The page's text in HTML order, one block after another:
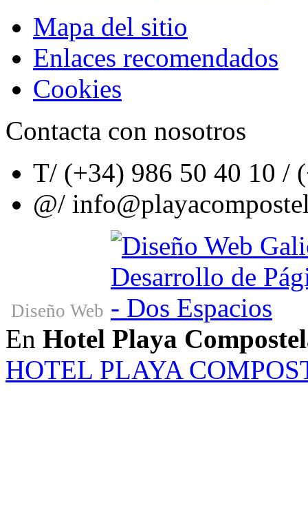
Mapa del sitio
Enlaces recomendados
Cookies
Contacta con nosotros
T/ (+34) 986 50 40 10 /
@/
Diseño Web
En Hotel Playa
HOTEL PLAYA